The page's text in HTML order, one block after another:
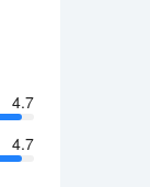
4.7
4.7